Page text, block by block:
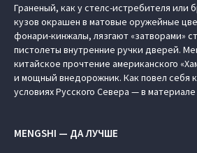
Граненый, как у стелс-истребителя или
кузов окрашен в матовые оружейные
фонари-кинжалы, лязгают «затворами»
пистолеты внутренние ручки дверей.
китайское прочтение американского
и мощный внедорожник. Как повел себя
условиях Русского Севера — в
MENGSHI — ДА ЛУЧШЕ